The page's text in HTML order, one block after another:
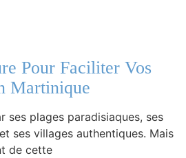
Pour Faciliter Vos
Martinique
ses plages paradisiaques, ses
ses villages authentiques. Mais
de cette